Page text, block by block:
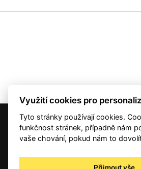
© 2001 — 2026 Copyright CMI News a
Autorská práva
Využití cookies pro
Tyto stránky používají cookies.
funkčnost stránek, případně nám
vaše chování, pokud nám to